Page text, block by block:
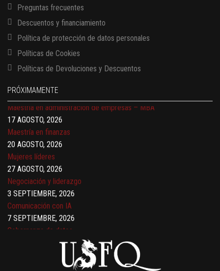
Preguntas frecuentes
Descuentos y financiamiento
Política de protección de datos personales
Políticas de Cookies
Políticas de Devoluciones y Descuentos
PRÓXIMAMENTE
13 AGOSTO, 2026
Finanzas para no financieros
17 AGOSTO, 2026
Gerencia de empresas familiares
17 AGOSTO, 2026
Maestría en administración de empresas – MBA
17 AGOSTO, 2026
Maestría en finanzas
20 AGOSTO, 2026
Mujeres líderes
27 AGOSTO, 2026
Negociación y liderazgo
3 SEPTIEMBRE, 2026
Comunicación con IA
7 SEPTIEMBRE, 2026
Gobernanza de datos
Finanzas para no financieros